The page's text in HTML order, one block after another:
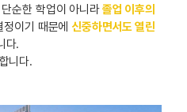
순한 학업이 아니라졸업 이후의
이기 때문에 신중하면서도 열린
다.
니다.